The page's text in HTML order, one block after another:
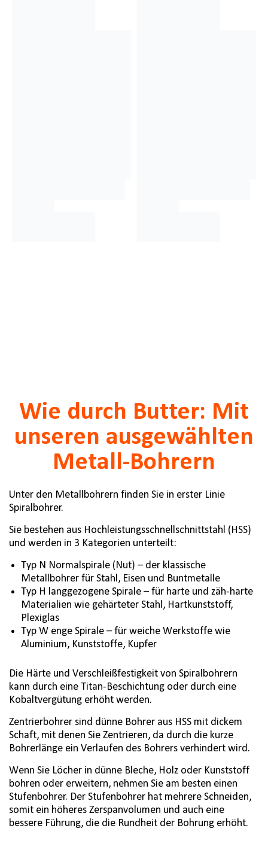
Wie durch Butter: Mit
unseren ausgewählten
Metall-Bohrern
Unter den Metallbohrern finden Sie in erster Linie
Spiralbohrer.
Sie bestehen aus Hochleistungsschnellschnittstahl (HSS)
und werden in 3 Kategorien unterteilt:
Typ N Normalspirale (Nut) – der klassische
Metallbohrer für Stahl, Eisen und Buntmetalle
Typ H langgezogene Spirale – für harte und zäh-harte
Materialien wie gehärteter Stahl, Hartkunststoff,
Plexiglas
Typ W enge Spirale – für weiche Werkstoffe wie
Aluminium, Kunststoffe, Kupfer
Die Härte und Verschleißfestigkeit von Spiralbohrern
kann durch eine Titan-Beschichtung oder durch eine
Kobaltvergütung erhöht werden.
Zentrierbohrer sind dünne Bohrer aus HSS mit dickem
Schaft, mit denen Sie Zentrieren, da durch die kurze
Bohrerlänge ein Verlaufen des Bohrers verhindert wird.
Wenn Sie Löcher in dünne Bleche, Holz oder Kunststoff
bohren oder erweitern, nehmen Sie am besten einen
Stufenbohrer. Der Stufenbohrer hat mehrere Schneiden,
somit ein höheres Zerspanvolumen und auch eine
bessere Führung, die die Rundheit der Bohrung erhöht.